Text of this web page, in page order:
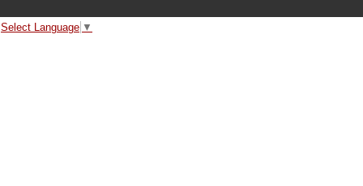
Select Language ▼